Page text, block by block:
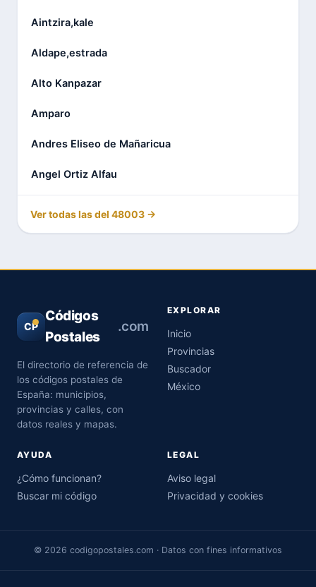
Aintzira,kale
Aldape,estrada
Alto Kanpazar
Amparo
Andres Eliseo de Mañaricua
Angel Ortiz Alfau
Ver todas las del 48003 →
CP
Códigos
Postales
.com
El directorio de referencia de
los códigos postales de
España: municipios,
provincias y calles, con
datos reales y mapas.
EXPLORAR
Inicio
Provincias
Buscador
México
AYUDA
¿Cómo funcionan?
Buscar mi código
LEGAL
Aviso legal
Privacidad y cookies
© 2026 codigopostales.com · Datos con fines informativos